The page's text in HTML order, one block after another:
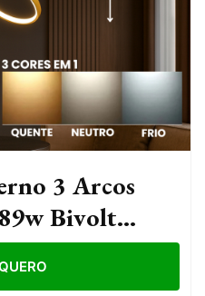
3 Arcos
Bivolt